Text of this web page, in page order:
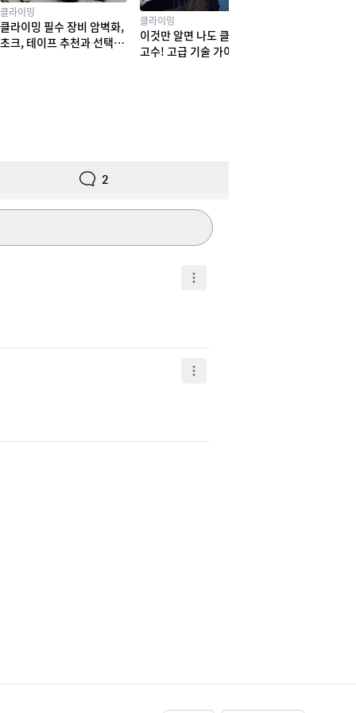
클라이밍
클라이밍 필수 장비 암벽화,
초크, 테이프 추천과 선택법
클라이밍
이것만 알면 나도 클라이밍
고수! 고급 기술 가이드
2